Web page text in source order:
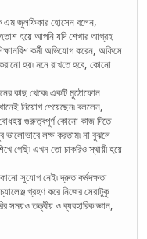
এম জুলফিকার হোসেন বলেন,
হতাশ হয়ে আপনি যদি শেখার আগ্রহ
কর্মী অভিযোগ করেন, অফিসে
হয়৷ মনে রাখতে হবে, কোনো
কাছ থেকে৷ একটি মুঠোফোন
নিয়োগ পেয়েছেন৷ বললেন,
গুরুত্বপূর্ণ কোনো কাজ দিতে
লক্ষ করতাম৷ না বুঝলে
গেছি৷ এখন তো চাকরিও স্থায়ী হয়ে
সুযোগ নেই৷ দ্রুত কর্মদক্ষতা
গ্রহণ করে নিজের সেরাটুকু
সময়ও তত্ত্বীয় ও ব্যবহারিক জ্ঞান,